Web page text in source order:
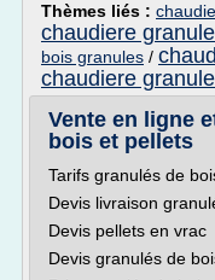
Thèmes liés :
chaudiere
bois granules /
chaudiere
Vente en ligne
bois et pellets
Tarifs granulés de
Devis livraison
Devis pellets en vrac
Devis granulés de